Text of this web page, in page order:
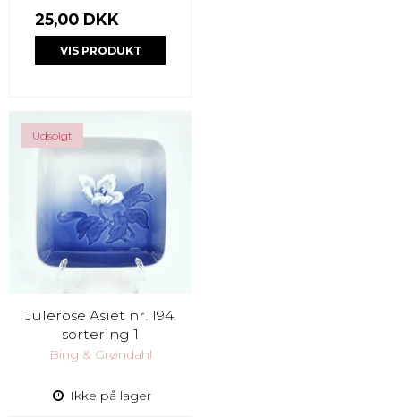
25,00 DKK
VIS PRODUKT
Udsolgt
Julerose Asiet nr. 194.
sortering 1
Bing & Grøndahl
Ikke på lager